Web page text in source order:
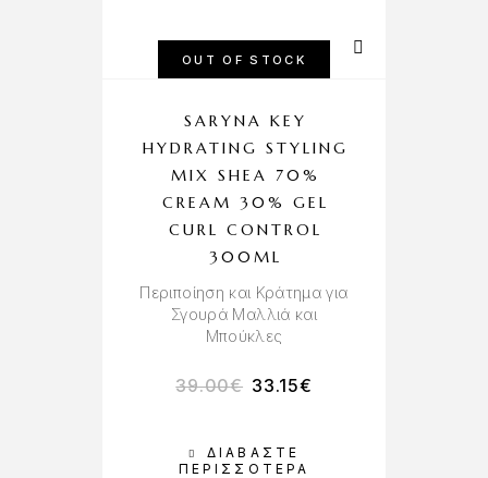
OUT OF STOCK
ΔΙΑΒΆΣΤΕ
ΠΕΡΙΣΣΌΤΕΡΑ
SARYNA KEY
HYDRATING STYLING
MIX SHEA 70%
CREAM 30% GEL
CURL CONTROL
300ML
Περιποίηση και Κράτημα για
Σγουρά Μαλλιά και
Μπούκλες
39.00€ 33.15€